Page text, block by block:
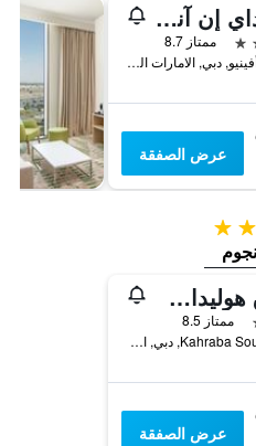
هوليداي إن آند سويتس دبي فيستيفال سيتي، أحد الفنادق من مجموعة فنادق إنتركونتيننتال
ممتاز 8.7
غايتواي أفينيو, دبي, الامارات العربية المتحدة
عرض الصفقة
3 نجوم
فندق هوليداي إن، دبي، قرية جميرا الدائرية من آي إتش جي
ممتاز 8.5
Kahraba South East, دبي, الامارات العربية المتحدة
عرض الصفقة